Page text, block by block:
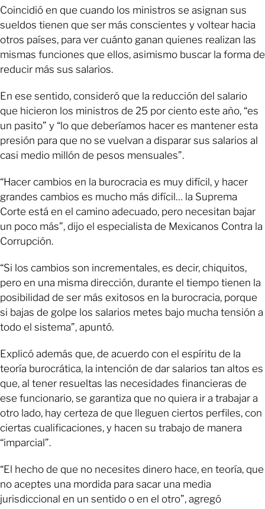
Coincidió en que cuando los ministros se asignan sus
sueldos tienen que ser más conscientes y voltear hacia
otros países, para ver cuánto ganan quienes realizan las
mismas funciones que ellos, asimismo buscar la forma de
reducir más sus salarios.
En ese sentido, consideró que la reducción del salario
que hicieron los ministros de 25 por ciento este año, “es
un pasito” y “lo que deberíamos hacer es mantener esta
presión para que no se vuelvan a disparar sus salarios al
casi medio millón de pesos mensuales”.
“Hacer cambios en la burocracia es muy difícil, y hacer
grandes cambios es mucho más difícil… la Suprema
Corte está en el camino adecuado, pero necesitan bajar
un poco más”, dijo el especialista de Mexicanos Contra la
Corrupción.
“Si los cambios son incrementales, es decir, chiquitos,
pero en una misma dirección, durante el tiempo tienen la
posibilidad de ser más exitosos en la burocracia, porque
si bajas de golpe los salarios metes bajo mucha tensión a
todo el sistema”, apuntó.
Explicó además que, de acuerdo con el espíritu de la
teoría burocrática, la intención de dar salarios tan altos es
que, al tener resueltas las necesidades financieras de
ese funcionario, se garantiza que no quiera ir a trabajar a
otro lado, hay certeza de que lleguen ciertos perfiles, con
ciertas cualificaciones, y hacen su trabajo de manera
“imparcial”.
“El hecho de que no necesites dinero hace, en teoría, que
no aceptes una mordida para sacar una media
jurisdiccional en un sentido o en el otro”, agregó